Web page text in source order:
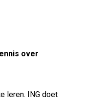
over
leren. ING doet